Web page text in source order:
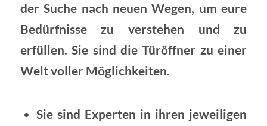
der Suche nach neuen Wegen, um eure
Bedürfnisse zu verstehen und zu
erfüllen. Sie sind die Türöffner zu einer
Welt voller Möglichkeiten.
Sie sind Experten in ihren jeweiligen